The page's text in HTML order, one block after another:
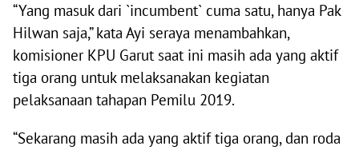
“Yang masuk dari `incumbent` cuma satu, hanya Pak
Hilwan saja,” kata Ayi seraya menambahkan,
komisioner KPU Garut saat ini masih ada yang aktif
tiga orang untuk melaksanakan kegiatan
pelaksanaan tahapan Pemilu 2019.
“Sekarang masih ada yang aktif tiga orang, dan roda